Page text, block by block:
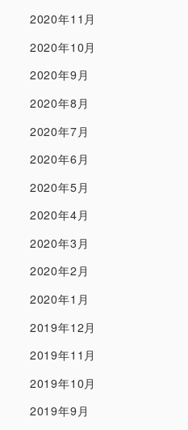
2020年11月
2020年10月
2020年9月
2020年8月
2020年7月
2020年6月
2020年5月
2020年4月
2020年3月
2020年2月
2020年1月
2019年12月
2019年11月
2019年10月
2019年9月